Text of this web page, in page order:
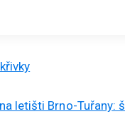
letišti Brno-Tuřany: